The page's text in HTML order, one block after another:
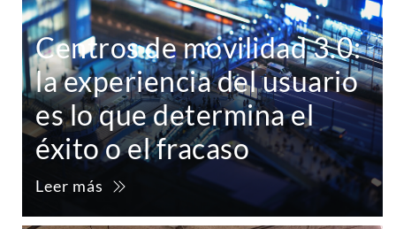
Centros de movilidad 3.0:
la experiencia del usuario
es lo que determina el
éxito o el fracaso
Leer más